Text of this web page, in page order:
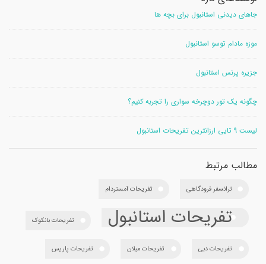
جاهای دیدنی استانبول برای بچه ها
موزه مادام توسو استانبول
جزیره پرنس استانبول
چگونه یک تور دوچرخه سواری را تجربه کنیم؟
لیست 9 تایی ارزانترین تفریحات استانبول
مطالب مرتبط
ترانسفر فرودگاهی تفریحات آمستردام
تفریحات استانبول تفریحات بانکوک
تفریحات دبی تفریحات میلان تفریحات پاریس